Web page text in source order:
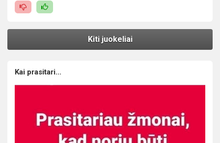
Kiti juokeliai
Kai prasitari...